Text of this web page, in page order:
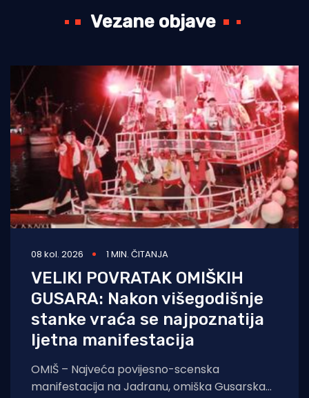
Vezane objave
08 kol. 2026 1 MIN. ČITANJA
VELIKI POVRATAK OMIŠKIH
GUSARA: Nakon višegodišnje
stanke vraća se najpoznatija
ljetna manifestacija
OMIŠ – Najveća povijesno-scenska
manifestacija na Jadranu, omiška Gusarska